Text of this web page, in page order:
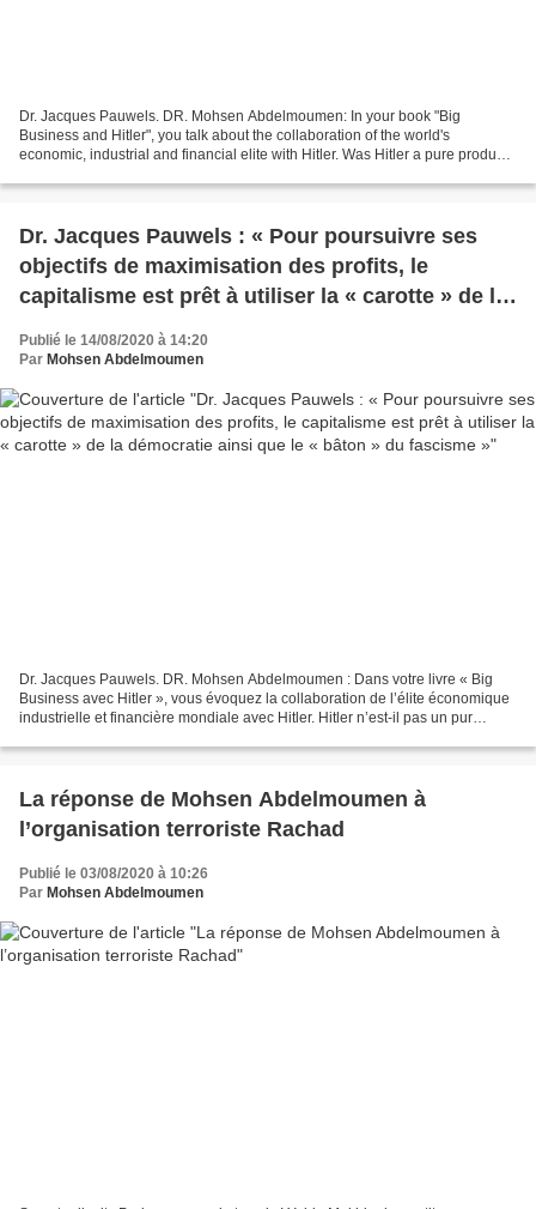
Dr. Jacques Pauwels. DR. Mohsen Abdelmoumen: In your book "Big
Business and Hitler", you talk about the collaboration of the world's
economic, industrial and financial elite with Hitler. Was Hitler a pure product,
Dr. Jacques Pauwels : « Pour poursuivre ses
objectifs de maximisation des profits, le
capitalisme est prêt à utiliser la « carotte » de la
Publié le 14/08/2020 à 14:20
Par Mohsen Abdelmoumen
Dr. Jacques Pauwels. DR. Mohsen Abdelmoumen : Dans votre livre « Big
Business avec Hitler », vous évoquez la collaboration de l’élite économique
industrielle et financière mondiale avec Hitler. Hitler n’est-il pas un pur
La réponse de Mohsen Abdelmoumen à
l’organisation terroriste Rachad
Publié le 03/08/2020 à 10:26
Par Mohsen Abdelmoumen